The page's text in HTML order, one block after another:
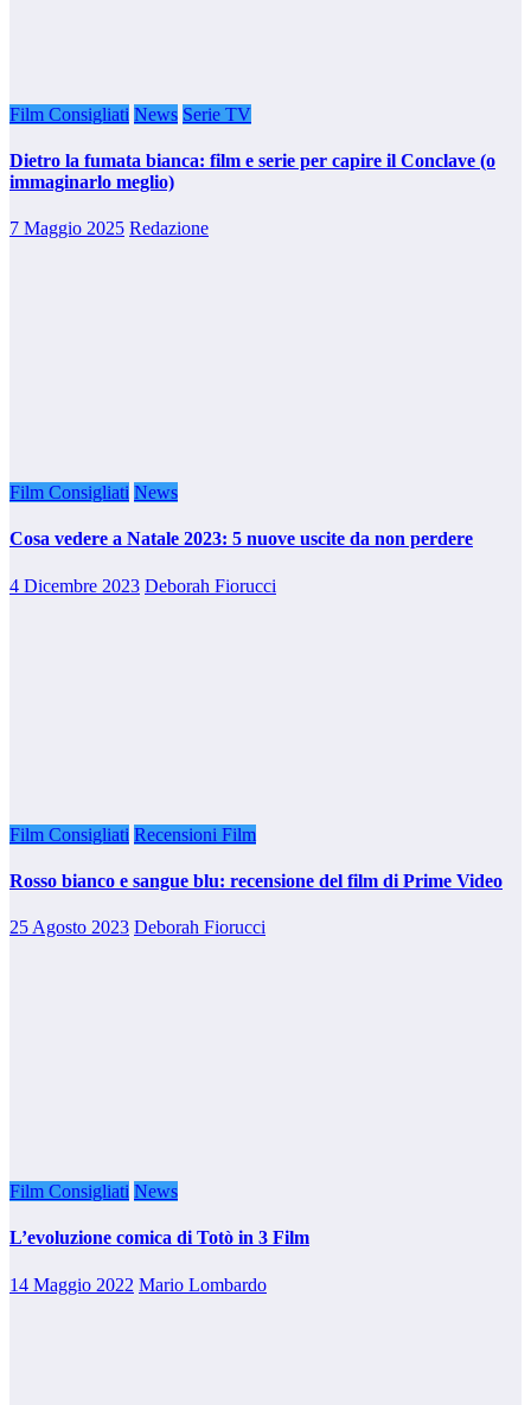
Film Consigliati News Serie TV
Dietro la fumata bianca: film e serie per capire il Conclave (o
immaginarlo meglio)
7 Maggio 2025 Redazione
Film Consigliati News
Cosa vedere a Natale 2023: 5 nuove uscite da non perdere
4 Dicembre 2023 Deborah Fiorucci
Film Consigliati Recensioni Film
Rosso bianco e sangue blu: recensione del film di Prime Video
25 Agosto 2023 Deborah Fiorucci
Film Consigliati News
L’evoluzione comica di Totò in 3 Film
14 Maggio 2022 Mario Lombardo